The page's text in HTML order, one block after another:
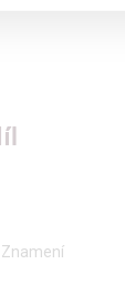
reklamy
nám i našim
a